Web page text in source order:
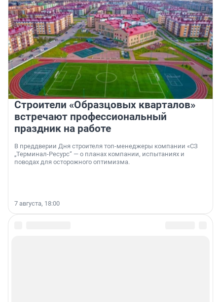
Строители «Образцовых кварталов»
встречают профессиональный
праздник на работе
В преддверии Дня строителя топ-менеджеры компании «СЗ
„Терминал-Ресурс“ — о планах компании, испытаниях и
поводах для осторожного оптимизма.
7 августа, 18:00